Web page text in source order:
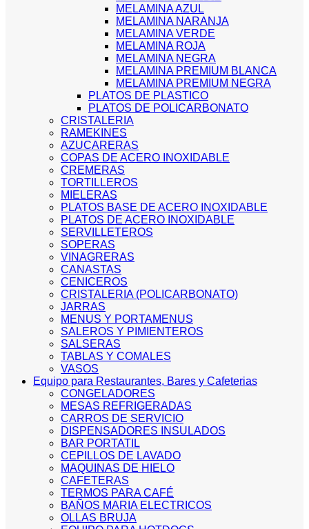
MELAMINA AZUL
MELAMINA NARANJA
MELAMINA VERDE
MELAMINA ROJA
MELAMINA NEGRA
MELAMINA PREMIUM BLANCA
MELAMINA PREMIUM NEGRA
PLATOS DE PLASTICO
PLATOS DE POLICARBONATO
CRISTALERIA
RAMEKINES
AZUCARERAS
COPAS DE ACERO INOXIDABLE
CREMERAS
TORTILLEROS
MIELERAS
PLATOS BASE DE ACERO INOXIDABLE
PLATOS DE ACERO INOXIDABLE
SERVILLETEROS
SOPERAS
VINAGRERAS
CANASTAS
CENICEROS
CRISTALERIA (POLICARBONATO)
JARRAS
MENUS Y PORTAMENUS
SALEROS Y PIMIENTEROS
SALSERAS
TABLAS Y COMALES
VASOS
Equipo para Restaurantes, Bares y Cafeterias
CONGELADORES
MESAS REFRIGERADAS
CARROS DE SERVICIO
DISPENSADORES INSULADOS
BAR PORTATIL
CEPILLOS DE LAVADO
MAQUINAS DE HIELO
CAFETERAS
TERMOS PARA CAFÉ
BAÑOS MARIA ELECTRICOS
OLLAS BRUJA